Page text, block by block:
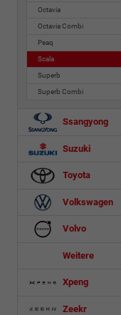
Octavia
Octavia Combi
Peaq
Scala
Superb
Superb Combi
Ssangyong
Suzuki
Toyota
Volkswagen
Volvo
Weitere
Xpeng
Zeekr